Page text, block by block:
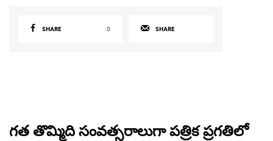
SHARE 0 SHARE
గత తొమ్మిది సంవత్సరాలుగా పత్రిక ప్రగతిలో